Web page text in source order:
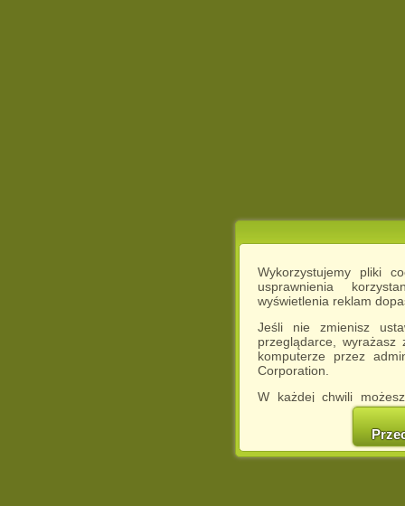
Wykorzystujemy pliki
usprawnienia
wyświetlenia reklam
Jeśli nie zmienisz
przeglądarce,
komputerze przez
Corporation.
W każdej chwili
cookies w swojej
w naszej
http://chomikuj.pl/